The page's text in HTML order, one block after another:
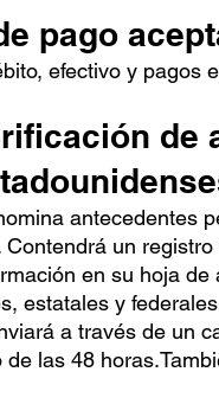
pago
efectivo y pagos
de
antecedentes
un
en su hoja
estatales y
a través de un
las 48 horas.